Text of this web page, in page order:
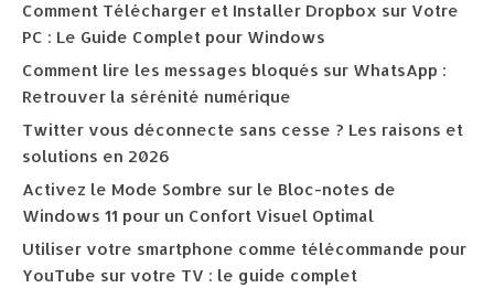
Comment Télécharger et Installer Dropbox sur Votre
PC : Le Guide Complet pour Windows
Comment lire les messages bloqués sur WhatsApp :
Retrouver la sérénité numérique
Twitter vous déconnecte sans cesse ? Les raisons et
solutions en 2026
Activez le Mode Sombre sur le Bloc-notes de
Windows 11 pour un Confort Visuel Optimal
Utiliser votre smartphone comme télécommande pour
YouTube sur votre TV : le guide complet